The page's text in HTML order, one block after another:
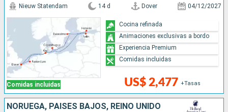
Comidas incluidas
Nieuw Statendam 14 d Dover 04/12/2027
US$ 2,477 +Tasas
Cocina refinada
Animaciones exclusivas a bordo
Experiencia Premium
Comidas incluidas
NORUEGA, PAISES BAJOS, REINO UNIDO